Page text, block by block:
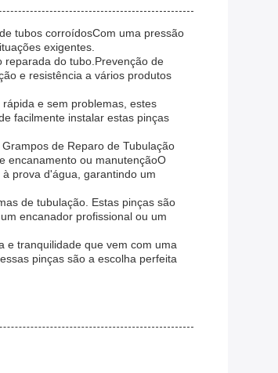
tubos corroídosCom uma pressão
exigentes.
do tubo.Prevenção de
e resistência a vários produtos
e sem problemas, estes
facilmente instalar estas pinças
de Reparo de Tubulação
encanamento ou manutençãoO
prova d'água, garantindo um
de tubulação. Estas pinças são
encanador profissional ou um
e tranquilidade que vem com uma
pinças são a escolha perfeita